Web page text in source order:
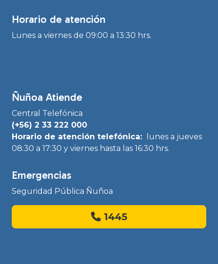
Horario de atención
Lunes a viernes de 09:00 a 13:30 hrs.
Ñuñoa Atiende
Central Telefónica
(+56) 2 33 222 000
Horario de atención telefónica:
lunes a jueves
08:30 a 17:30 y viernes hasta las 16:30 hrs.
Emergencias
Seguridad Pública Ñuñoa
1445